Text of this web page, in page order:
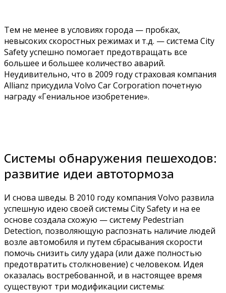
Тем не менее в условиях города — пробках,
невысоких скоростных режимах и т.д. — система City
Safety успешно помогает предотвращать все
большее и большее количество аварий.
Неудивительно, что в 2009 году страховая компания
Allianz присудила Volvo Car Corporation почетную
награду «Гениальное изобретение».
Системы обнаружения пешеходов:
развитие идеи автотормоза
И снова шведы. В 2010 году компания Volvo развила
успешную идею своей системы City Safety и на ее
основе создала схожую — систему Pedestrian
Detection, позволяющую распознать наличие людей
возле автомобиля и путем сбрасывания скорости
помочь снизить силу удара (или даже полностью
предотвратить столкновение) с человеком. Идея
оказалась востребованной, и в настоящее время
существуют три модификации системы: